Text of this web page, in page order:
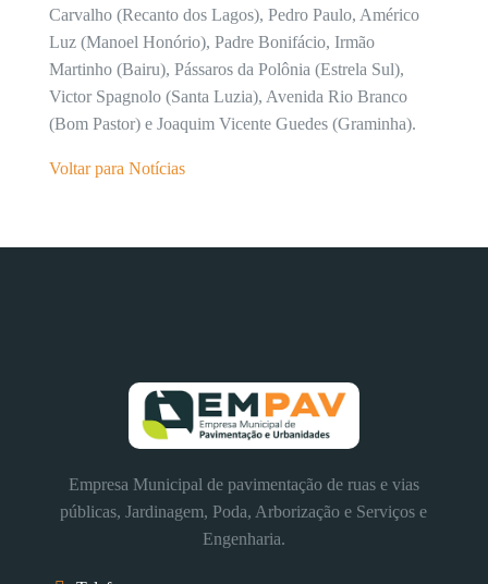
Carvalho (Recanto dos Lagos), Pedro Paulo, Américo
Luz (Manoel Honório), Padre Bonifácio, Irmão
Martinho (Bairu), Pássaros da Polônia (Estrela Sul),
Victor Spagnolo (Santa Luzia), Avenida Rio Branco
(Bom Pastor) e Joaquim Vicente Guedes (Graminha).
Voltar para Notícias
Empresa Municipal de pavimentação de ruas e vias
públicas, Jardinagem, Poda, Arborização e Serviços e
Engenharia.